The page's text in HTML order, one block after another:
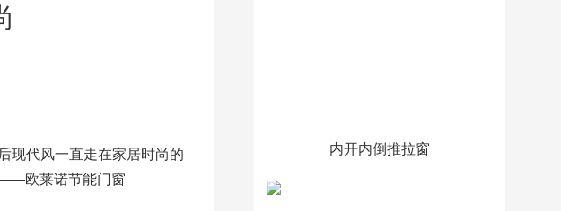
现代风一直走在家居时尚的
——欧莱诺节能门窗
内开内倒推拉窗